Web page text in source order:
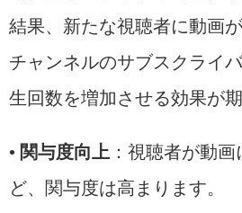
結果、新たな視聴者に動画
チャンネルのサブスクライ
生回数を増加させる効果が
• 関与度向上 ：視聴者が動
ど、関与度は高まります。